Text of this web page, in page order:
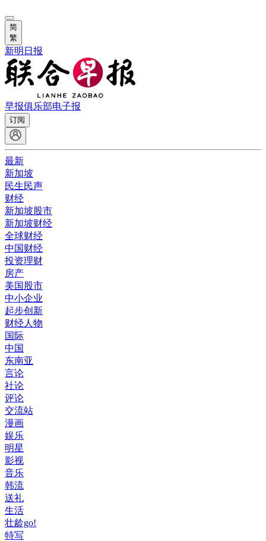
简
繁
新明日报
早报俱乐部电子报
订阅
最新
新加坡
民生民声
财经
新加坡股市
新加坡财经
全球财经
中国财经
投资理财
房产
美国股市
中小企业
起步创新
财经人物
国际
中国
东南亚
言论
社论
评论
交流站
漫画
娱乐
明星
影视
音乐
韩流
送礼
生活
壮龄go!
特写